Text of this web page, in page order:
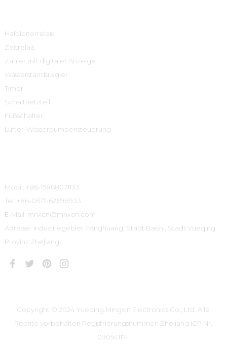
Halbleiterrelais
Zeitrelais
Zähler mit digitaler Anzeige
Wasserstandsregler
Timer
Schaltnetzteil
Fußschalter
Lüfter-Wasserpumpensteuerung
Mobil: +86-15868071133
Tel: +86-0577-62698933
E-Mail: mnxcn@mnxcn.com
Adresse: Industriegebiet Fenghuang, Stadt Baishi, Stadt Yueqing,
Provinz Zhejiang
Copyright © 2024 Yueqing Mingxin Electronics Co., Ltd. Alle
Rechte vorbehalten Registrierungsnummer: Zhejiang ICP Nr.
09054117-1